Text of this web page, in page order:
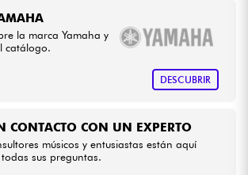
la marca Yamaha y
catálogo.
DESCUBRIR
CONTACTO CON UN EXPERTO
músicos y entusiastas están aquí
sus preguntas.